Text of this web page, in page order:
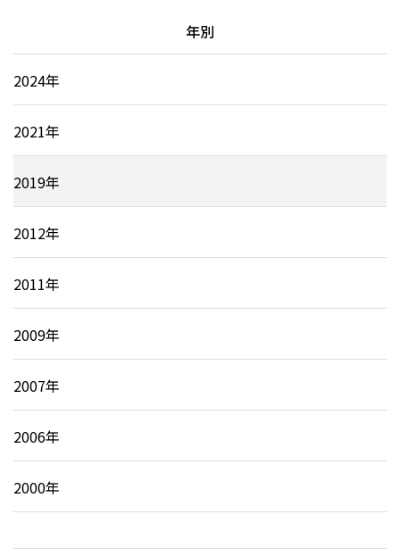
年別
2024年
2021年
2019年
2012年
2011年
2009年
2007年
2006年
2000年